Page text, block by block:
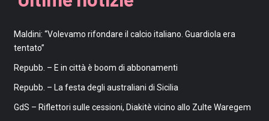
Maldini: “Volevamo rifondare il calcio italiano. Guardiola era
tentato”
Repubb. – E in città è boom di abbonamenti
Repubb. – La festa degli australiani di Sicilia
GdS – Riflettori sulle cessioni, Diakitè vicino allo Zulte Waregem